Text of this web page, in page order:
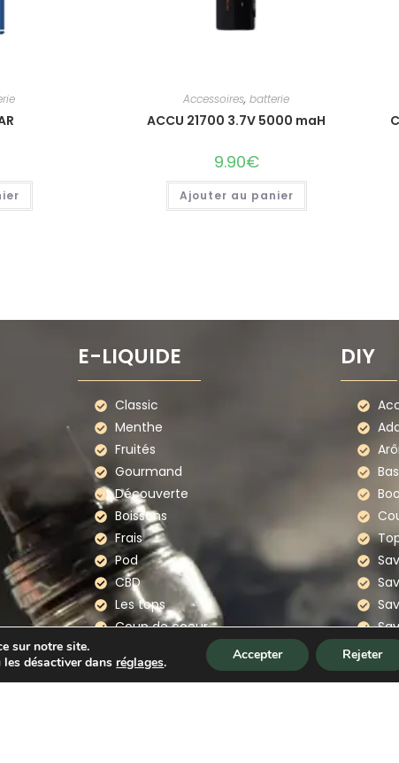
Accessoires, batterie
ACCU 21700 3.7V 5000 maH
9.90€
Ajouter au panier
E-LIQUIDE
Classic
Menthe
Fruités
Gourmand
Découverte
Boissons
Frais
Pod
CBD
Les tops
Coup de coeur
DIY
sur notre site.
désactiver dans réglages. Accepter Rejeter